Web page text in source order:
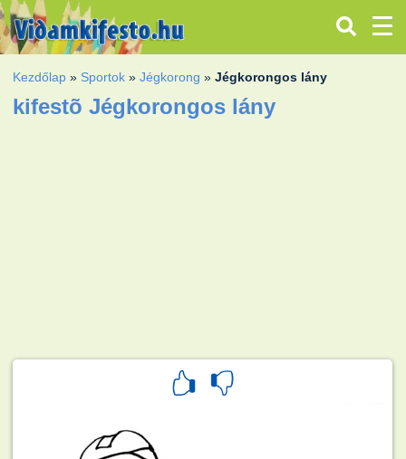
Kezdőlap » Sportok »Jégkorong »Jégkorongos lány
kifestõ Jégkorongos lány